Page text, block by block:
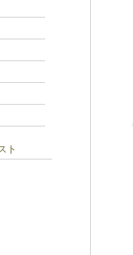
ト